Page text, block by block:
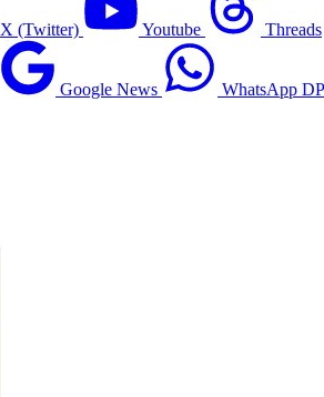
X (Twitter) Youtube Threads
Google News WhatsApp DP